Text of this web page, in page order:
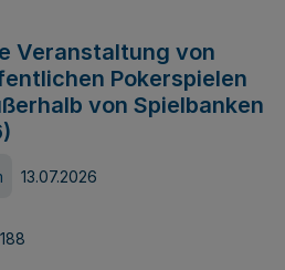
Veranstaltung von
Pokerspielen
von Spielbanken
13.07.2026
188